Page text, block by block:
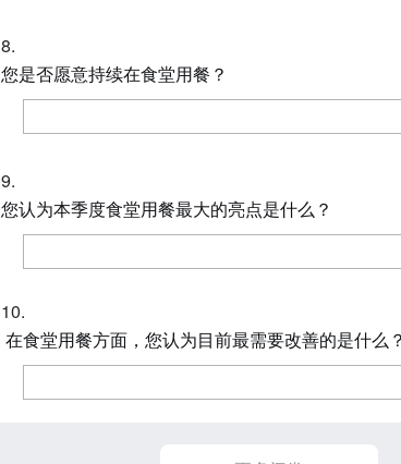
8.
您是否愿意持续在食堂用餐？
9.
您认为本季度食堂用餐最大的亮点是什么 ？
10.
在食堂用餐方面，您认为目前最需要改善的是什么 ？